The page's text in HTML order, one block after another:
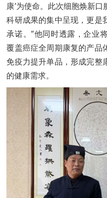
康’为使命。此次细胞焕新
科研成果的集中呈现，更是
承诺。”他同时透露，企业
覆盖癌症全周期康复的产品
免疫力提升单品，形成完整
的健康需求。